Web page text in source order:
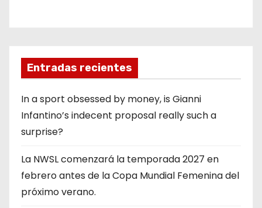
Entradas recientes
In a sport obsessed by money, is Gianni
Infantino’s indecent proposal really such a
surprise?
La NWSL comenzará la temporada 2027 en
febrero antes de la Copa Mundial Femenina del
próximo verano.